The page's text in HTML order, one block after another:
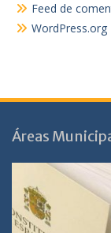
Feed de
WordPress.org
Áreas